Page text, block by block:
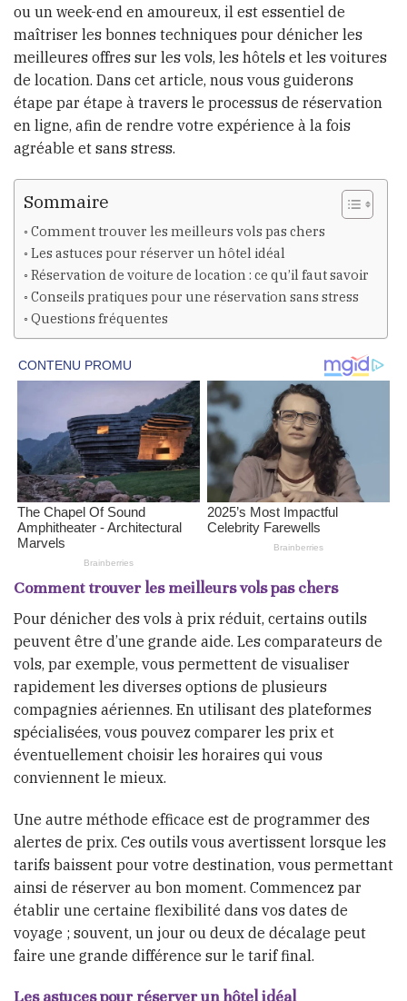
ou un week-end en amoureux, il est essentiel de
maîtriser les bonnes techniques pour dénicher les
meilleures offres sur les vols, les hôtels et les voitures
de location. Dans cet article, nous vous guiderons
étape par étape à travers le processus de réservation
en ligne, afin de rendre votre expérience à la fois
agréable et sans stress.
Sommaire
Comment trouver les meilleurs vols pas chers
Les astuces pour réserver un hôtel idéal
Réservation de voiture de location : ce qu’il faut savoir
Conseils pratiques pour une réservation sans stress
Questions fréquentes
Comment trouver les meilleurs vols pas chers
Pour dénicher des vols à prix réduit, certains outils
peuvent être d’une grande aide. Les comparateurs de
vols, par exemple, vous permettent de visualiser
rapidement les diverses options de plusieurs
compagnies aériennes. En utilisant des plateformes
spécialisées, vous pouvez comparer les prix et
éventuellement choisir les horaires qui vous
conviennent le mieux.
Une autre méthode efficace est de programmer des
alertes de prix. Ces outils vous avertissent lorsque les
tarifs baissent pour votre destination, vous permettant
ainsi de réserver au bon moment. Commencez par
établir une certaine flexibilité dans vos dates de
voyage ; souvent, un jour ou deux de décalage peut
faire une grande différence sur le tarif final.
Les astuces pour réserver un hôtel idéal